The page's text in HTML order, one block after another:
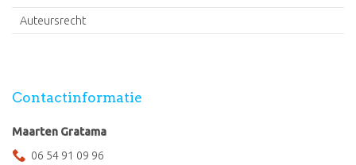
Auteursrecht
Contactinformatie
Maarten Gratama
06 54 91 09 96